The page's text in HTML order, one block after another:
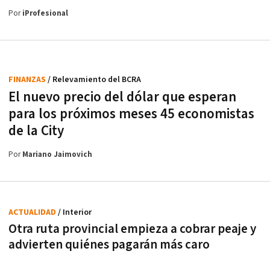
PoriProfesional
El nuevo precio del dólar que esperan
para los próximos meses 45 economistas
de la City
FINANZAS / Relevamiento del BCRA
PorMariano Jaimovich
Otra ruta provincial empieza a cobrar peaje y
advierten quiénes pagarán más caro
ACTUALIDAD / Interior